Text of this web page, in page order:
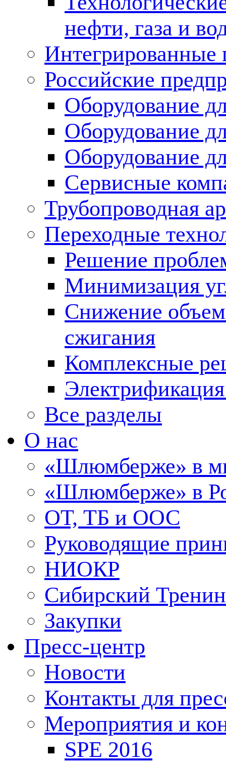
нефти, газа и
Российские
Оборудование
Оборудование
Оборудование
Сервисные
Трубопроводная
Переходные
Решение
Минимизация
Снижение
сжигания
Комплексные
Все разделы
О нас
«Шлюмберже» в
«Шлюмберже» в
ОТ, ТБ и ООС
Руководящие
НИОКР
Сибирский
Закупки
Пресс-центр
Новости
Контакты для
Мероприятия и
SPE 2016